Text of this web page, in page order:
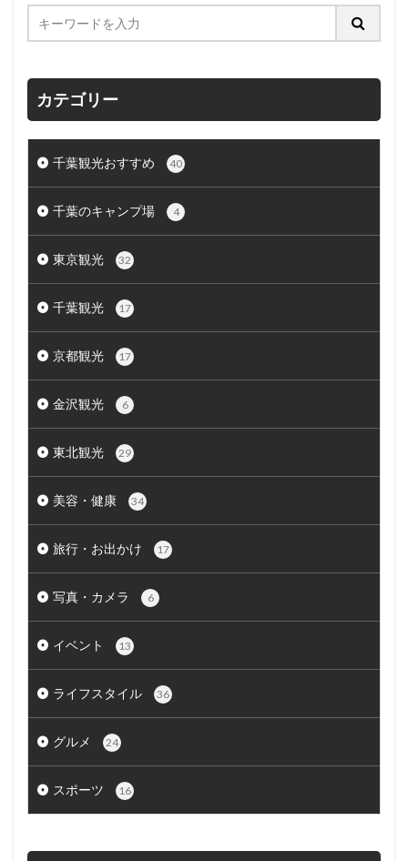
カテゴリー
千葉観光おすすめ 40
千葉のキャンプ場 4
東京観光 32
千葉観光 17
京都観光 17
金沢観光 6
東北観光 29
美容・健康 34
旅行・お出かけ 17
写真・カメラ 6
イベント 13
ライフスタイル 36
グルメ 24
スポーツ 16